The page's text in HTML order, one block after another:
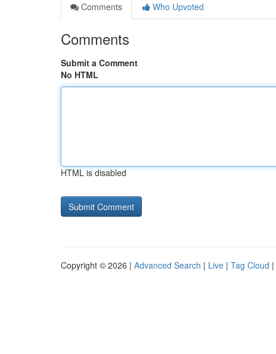
Comments
Who Upvoted
Comments
Submit a Comment
No HTML
HTML is disabled
Copyright © 2026 | Advanced Search | Live | Tag Cloud |